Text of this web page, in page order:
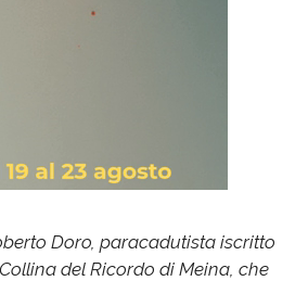
Doro, paracadutista iscritto
del Ricordo di Meina, che